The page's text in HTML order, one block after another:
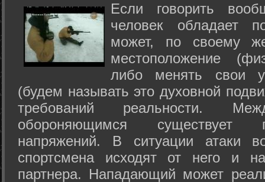
Если говорить
человек обладает
может, по своему
местоположение
либо менять свои
(будем называть это духовной
требований реальности.
обороняющимся существует
напряжений. В ситуации атаки
спортсмена исходят от него и
партнера. Нападающий может